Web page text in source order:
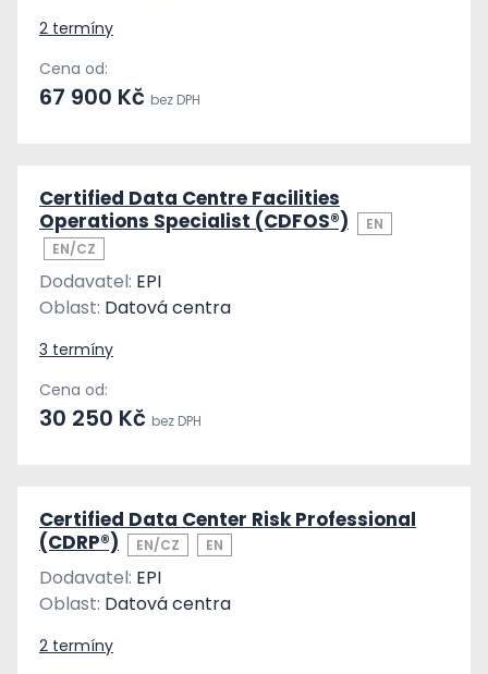
2 termíny
Cena od:
67 900 Kč bez DPH
Certified Data Centre Facilities
Operations Specialist (CDFOS®)
EN
EN/CZ
Dodavatel: EPI
Oblast: Datová centra
3 termíny
Cena od:
30 250 Kč bez DPH
Certified Data Center Risk Professional
(CDRP®)
EN/CZ EN
Dodavatel: EPI
Oblast: Datová centra
2 termíny